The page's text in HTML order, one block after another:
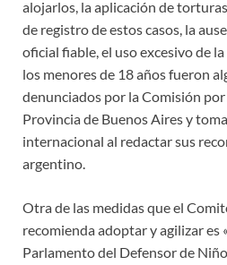
alojarlos, la aplicación de
de registro de estos casos, la
oficial fiable, el uso excesivo de
los menores de 18 años fueron
denunciados por la Comisión
Provincia de Buenos Aires y
internacional al redactar sus
argentino.
Otra de las medidas que el
recomienda adoptar y agilizar es
Parlamento del Defensor de